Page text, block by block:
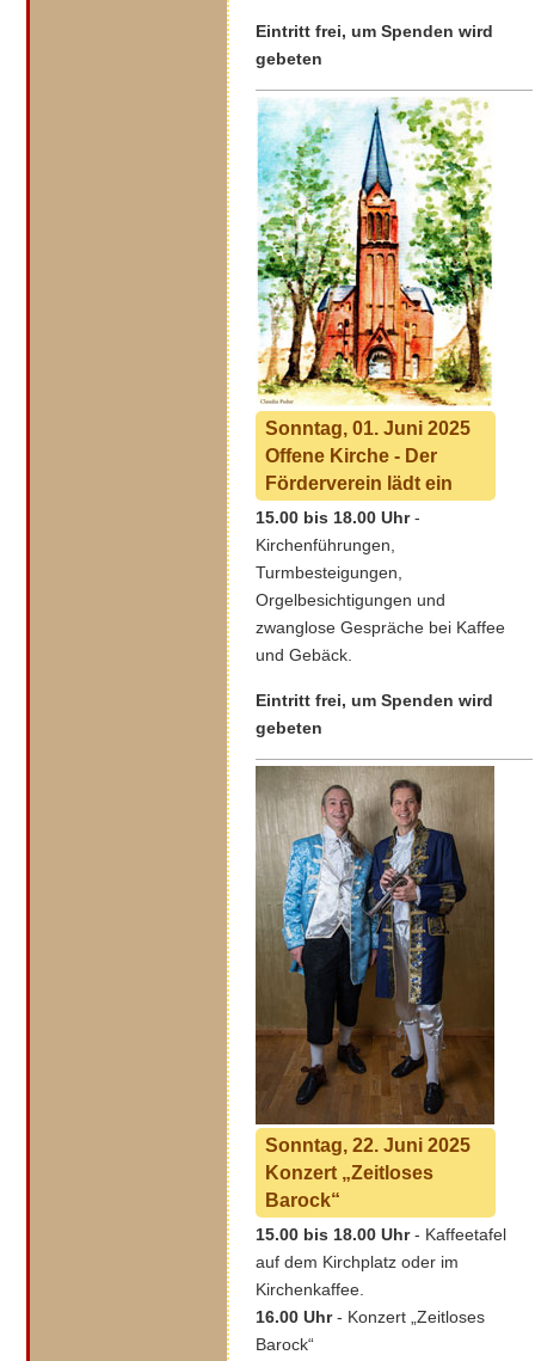
Eintritt frei, um Spenden wird
gebeten
Sonntag, 01. Juni 2025
Offene Kirche - Der
Förderverein lädt ein
15.00 bis 18.00 Uhr-
Kirchenführungen,
Turmbesteigungen,
Orgelbesichtigungen und
zwanglose Gespräche bei Kaffee
und Gebäck.
Eintritt frei, um Spenden wird
gebeten
Sonntag, 22. Juni 2025
Konzert „Zeitloses
Barock“
15.00 bis 18.00 Uhr- Kaffeetafel
auf dem Kirchplatz oder im
Kirchenkaffee.
16.00 Uhr- Konzert „Zeitloses
Barock“